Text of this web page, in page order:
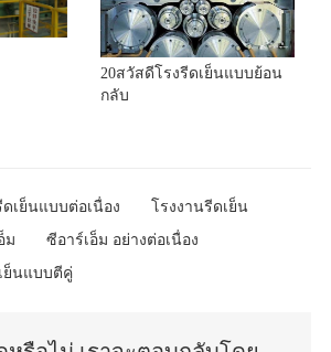
20สวัสดีโรงรีดเย็นแบบย้อน
กลับ
ดเย็นแบบต่อเนื่อง
โรงงานรีดเย็น
ม
ซีอาร์เอ็ม อย่างต่อเนื่อง
ย็นแบบตีคู่